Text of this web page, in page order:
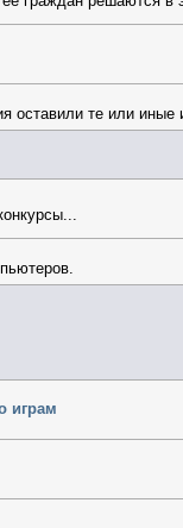
оставили те или иные
играм